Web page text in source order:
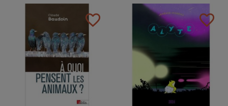
favorite_border favorite_border